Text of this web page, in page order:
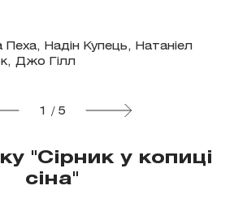
Надін Купець, Натаніел
Джо Гілл
1 / 5
"Сірник у копиці
сіна"